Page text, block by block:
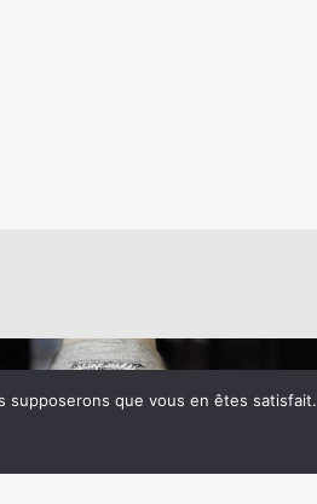
supposerons que vous en êtes satisfait.